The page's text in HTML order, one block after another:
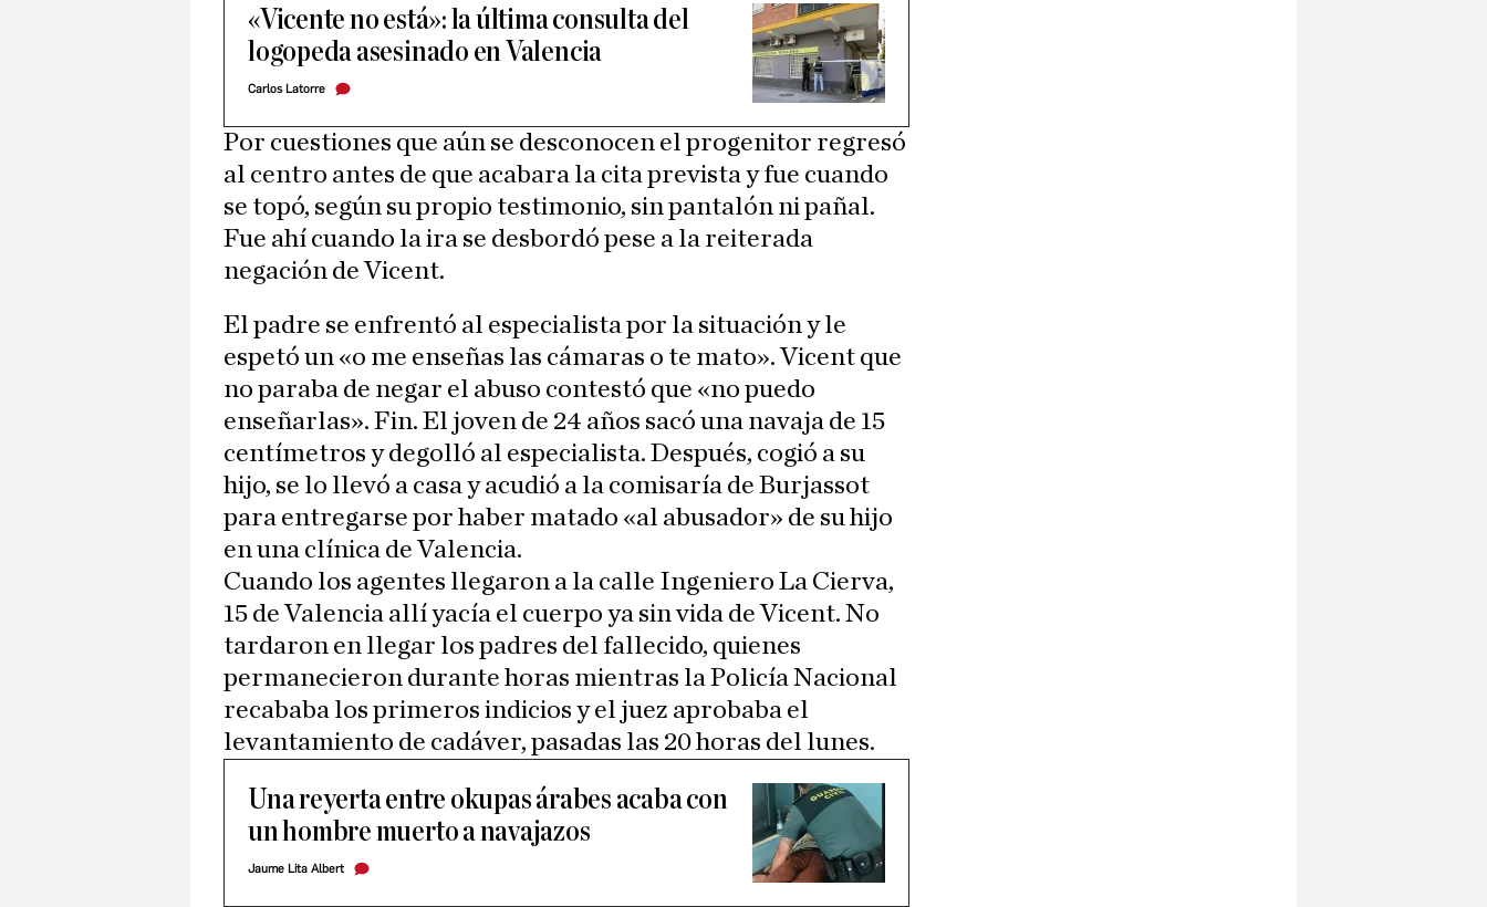
«Vicente no está»: la última consulta del
logopeda asesinado en Valencia
Carlos Latorre
Por cuestiones que aún se desconocen el progenitor regresó
al centro antes de que acabara la cita prevista y fue cuando
se topó, según su propio testimonio, sin pantalón ni pañal.
Fue ahí cuando la ira se desbordó pese a la reiterada
negación de Vicent.
El padre se enfrentó al especialista por la situación y le
espetó un «o me enseñas las cámaras o te mato». Vicent que
no paraba de negar el abuso contestó que «no puedo
enseñarlas». Fin. El joven de 24 años sacó una navaja de 15
centímetros y degolló al especialista. Después, cogió a su
hijo, se lo llevó a casa y acudió a la comisaría de Burjassot
para entregarse por haber matado «al abusador» de su hijo
en una clínica de Valencia.
Cuando los agentes llegaron a la calle Ingeniero La Cierva,
15 de Valencia allí yacía el cuerpo ya sin vida de Vicent. No
tardaron en llegar los padres del fallecido, quienes
permanecieron durante horas mientras la Policía Nacional
recababa los primeros indicios y el juez aprobaba el
levantamiento de cadáver, pasadas las 20 horas del lunes.
Una reyerta entre okupas árabes acaba con
un hombre muerto a navajazos
Jaume Lita Albert